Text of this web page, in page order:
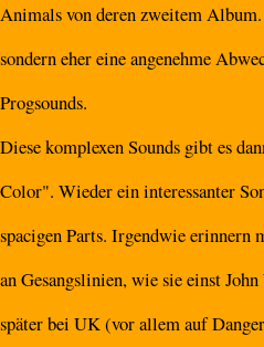
Animals von deren zweitem
sondern eher eine angenehme
Progsounds.
Diese komplexen Sounds gibt es
Color". Wieder ein interessanter
spacigen Parts. Irgendwie erinnern
an Gesangslinien, wie sie einst
später bei UK (vor allem auf